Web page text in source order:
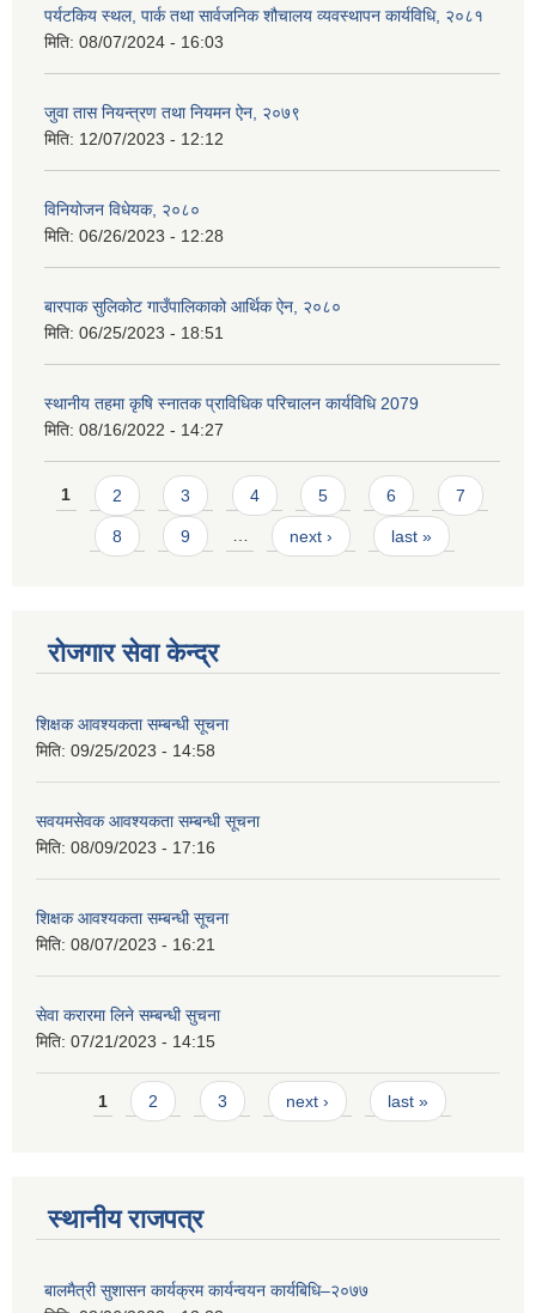
पर्यटकिय स्थल, पार्क तथा सार्वजनिक शौचालय व्यवस्थापन कार्यविधि, २०८१
मिति: 08/07/2024 - 16:03
जुवा तास नियन्त्रण तथा नियमन ऐन, २०७९
मिति: 12/07/2023 - 12:12
विनियोजन विधेयक, २०८०
मिति: 06/26/2023 - 12:28
बारपाक सुलिकोट गाउँपालिकाको आर्थिक ऐन, २०८०
मिति: 06/25/2023 - 18:51
स्थानीय तहमा कृषि स्नातक प्राविधिक परिचालन कार्यविधि 2079
मिति: 08/16/2022 - 14:27
Pages
1 2 3 4 5 6 7
8 9 … next › last »
रोजगार सेवा केन्द्र
शिक्षक आवश्यकता सम्बन्धी सूचना
मिति: 09/25/2023 - 14:58
सवयमसेवक आवश्यकता सम्बन्धी सूचना
मिति: 08/09/2023 - 17:16
शिक्षक आवश्यकता सम्बन्धी सूचना
मिति: 08/07/2023 - 16:21
सेवा करारमा लिने सम्बन्धी सुचना
मिति: 07/21/2023 - 14:15
Pages
1 2 3 next › last »
स्थानीय राजपत्र
बालमैत्री सुशासन कार्यक्रम कार्यन्वयन कार्यबिधि–२०७७